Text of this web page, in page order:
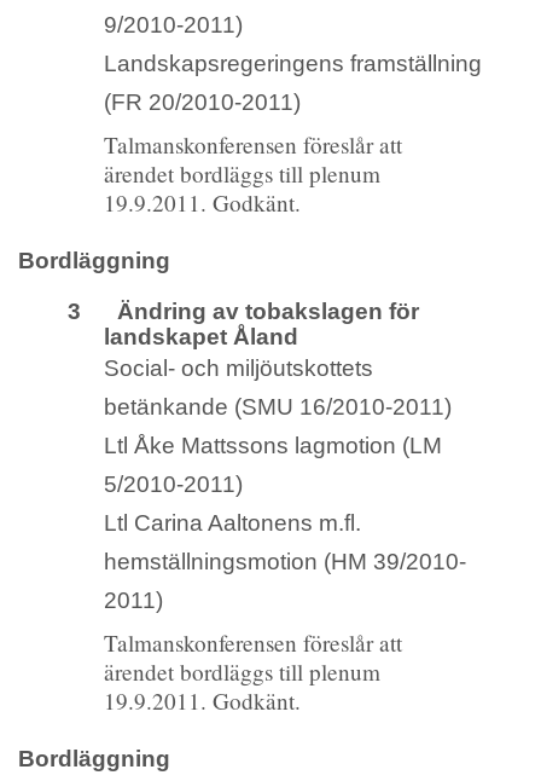
9/2010-2011)
Landskapsregeringens framställning
(FR 20/2010-2011)
Talmanskonferensen föreslår att
ärendet bordläggs till plenum
19.9.2011. Godkänt.
Bordläggning
3 Ändring av tobakslagen för
landskapet Åland
Social- och miljöutskottets
betänkande (SMU 16/2010-2011)
Ltl Åke Mattssons lagmotion (LM
5/2010-2011)
Ltl Carina Aaltonens m.fl.
hemställningsmotion (HM 39/2010-
2011)
Talmanskonferensen föreslår att
ärendet bordläggs till plenum
19.9.2011. Godkänt.
Bordläggning